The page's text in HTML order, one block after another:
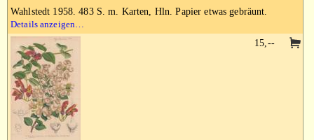
Wahlstedt 1958. 483 S. m. Karten, Hln. Papier etwas gebräunt.
Details anzeigen…
15,--